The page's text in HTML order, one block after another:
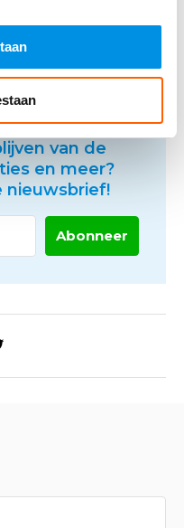
medewerkers?
voor de
van de
en meer?
nieuwsbrief!
Abonneer